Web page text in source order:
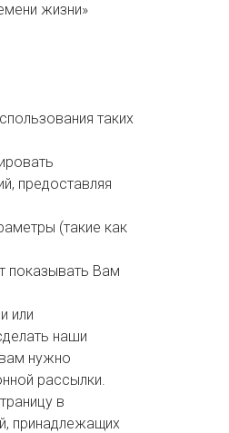
жизни»
таких
предоставляя
(такие как
показывать Вам
или
наши
нужно
рассылки.
в
принадлежащих